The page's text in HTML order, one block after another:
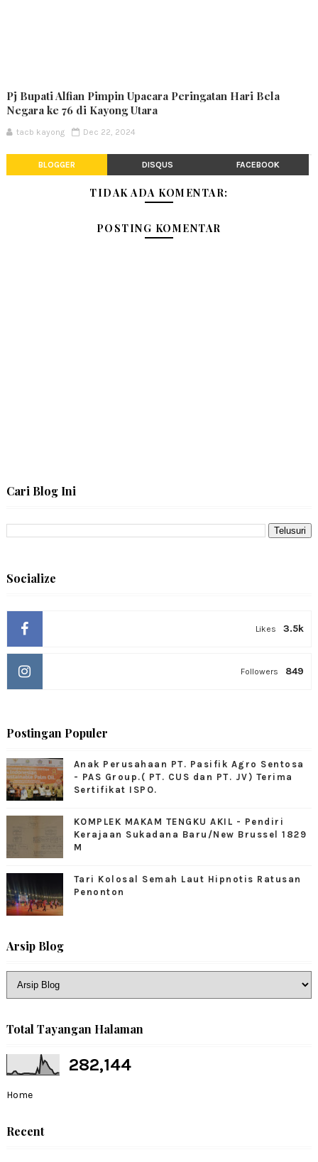
Pj Bupati Alfian Pimpin Upacara Peringatan Hari Bela
Negara ke 76 di Kayong Utara
tacb kayong Dec 22, 2024
BLOGGER DISQUS FACEBOOK
TIDAK ADA KOMENTAR:
POSTING KOMENTAR
Cari Blog Ini
Socialize
3.5k
Likes
849
Followers
Postingan Populer
Anak Perusahaan PT. Pasifik Agro Sentosa
- PAS Group.( PT. CUS dan PT. JV) Terima
Sertifikat ISPO.
KOMPLEK MAKAM TENGKU AKIL - Pendiri
Kerajaan Sukadana Baru/New Brussel 1829
M
Tari Kolosal Semah Laut Hipnotis Ratusan
Penonton
Arsip Blog
Total Tayangan Halaman
282,144
Home
Recent